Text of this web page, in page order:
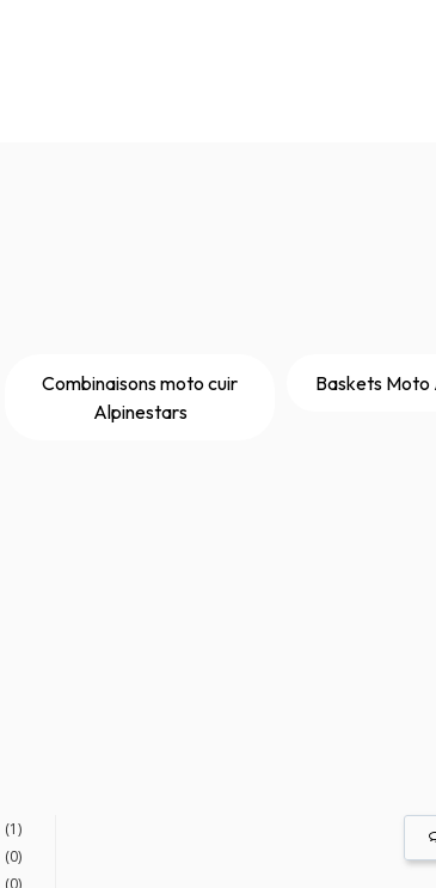
Combinaisons moto cuir
Alpinestars
Baskets
1
0
0